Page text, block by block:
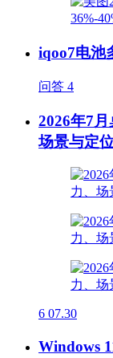
iqoo7电池
问答 4
2026年7
场景与定
6 07.30
Windows